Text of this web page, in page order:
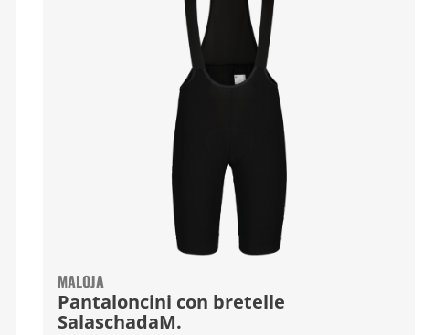
MALOJA
Pantaloncini con bretelle
SalaschadaM.